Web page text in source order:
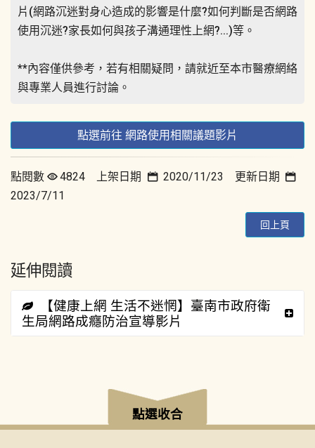
片(網路沉迷對身心造成的影響是什麼?如何判斷是否網路
使用沉迷?家長如何與孩子溝通理性上網?...)等。
**內容僅供參考，若有相關疑問，請就近至本市醫療網絡
與專業人員進行討論。
點選前往 網路使用相關議題影片
點閱數 4824 上架日期
2020/11/23 更新日期
2023/7/11
回上頁
延伸閱讀
【健康上網 生活不迷惘】臺南市政府衛
生局網路成癮防治宣導影片
點選收合